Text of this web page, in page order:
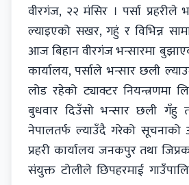
वीरगंज, २२ मंसिर । पर्सा प्रहरीले
ल्याइएको सखर, गहुं र विभिन्न
आज बिहान वीरगंज भन्सारमा
कार्यालय, पर्साले भन्सार छली
लोड रहेको ट्याक्टर नियन्त्रणमा
बुधवार दिउँसो भन्सार छली गँहु
नेपालतर्फ ल्याउँदै गरेको सूचनाको
प्रहरी कार्यालय जनकपुर तथा
संयुक्त टोलीले छिपहरमाई